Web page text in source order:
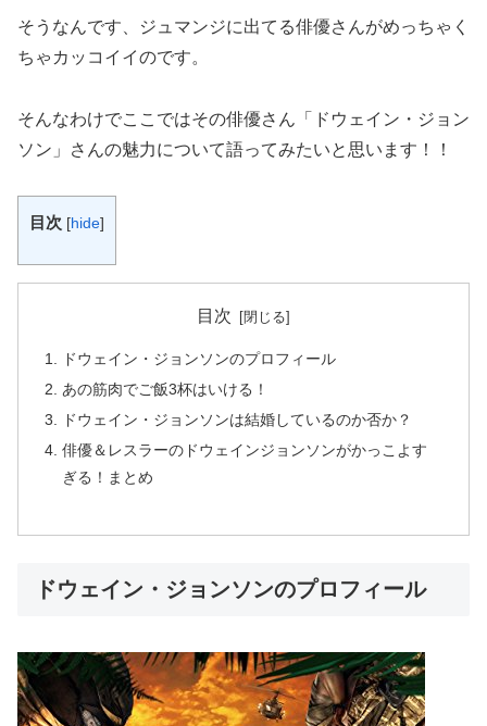
そうなんです、
ジュマンジに出てる俳優さんがめっちゃく
ちゃカッコイイのです。
そんなわけでここではその俳優さん「ドウェイン・ジョン
ソン」さんの魅力について語ってみたいと思います！！
目次 [hide]
目次
ドウェイン・ジョンソンのプロフィール
あの筋肉でご飯3杯はいける！
ドウェイン・ジョンソンは結婚しているのか否か？
俳優＆レスラーのドウェインジョンソンがかっこよす
ぎる！まとめ
ドウェイン・ジョンソンのプロフィール